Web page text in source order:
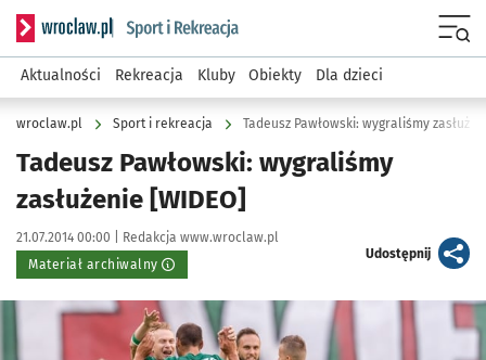
Serwis informacyjny wroclaw.pl podserwis: Sport i rekreacja
Aktualności Rekreacja Kluby Obiekty Dla dzieci
wroclaw.pl Sport i rekreacja Tadeusz Pawłowski: wygraliśmy
Tadeusz Pawłowski: wygraliśmy
zasłużenie [WIDEO]
Data publikacji:
21.07.2014 00:00 | Autor:
Redakcja www.wroclaw.pl
Materiał archiwalny
Udostępnijartykuł
Kliknij, aby powiększyć